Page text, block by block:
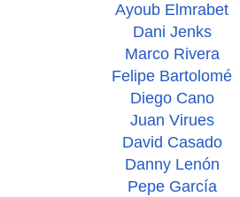
Ayoub Elmrabet
Dani Jenks
Marco Rivera
Felipe Bartolomé
Diego Cano
Juan Virues
David Casado
Danny Lenón
Pepe García